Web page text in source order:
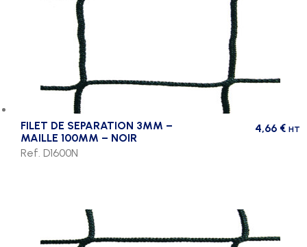
FILET DE SEPARATION 3MM –
MAILLE 100MM – NOIR
4,66 € HT
Ref. D1600N